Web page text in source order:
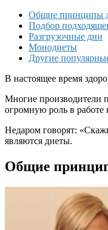
Общие принципы
Подбор
Разгрузочные дни
Монодиеты
Другие
В настоящее время
Многие производители
огромную роль в работе
Недаром говорят:
являются диеты.
Общие